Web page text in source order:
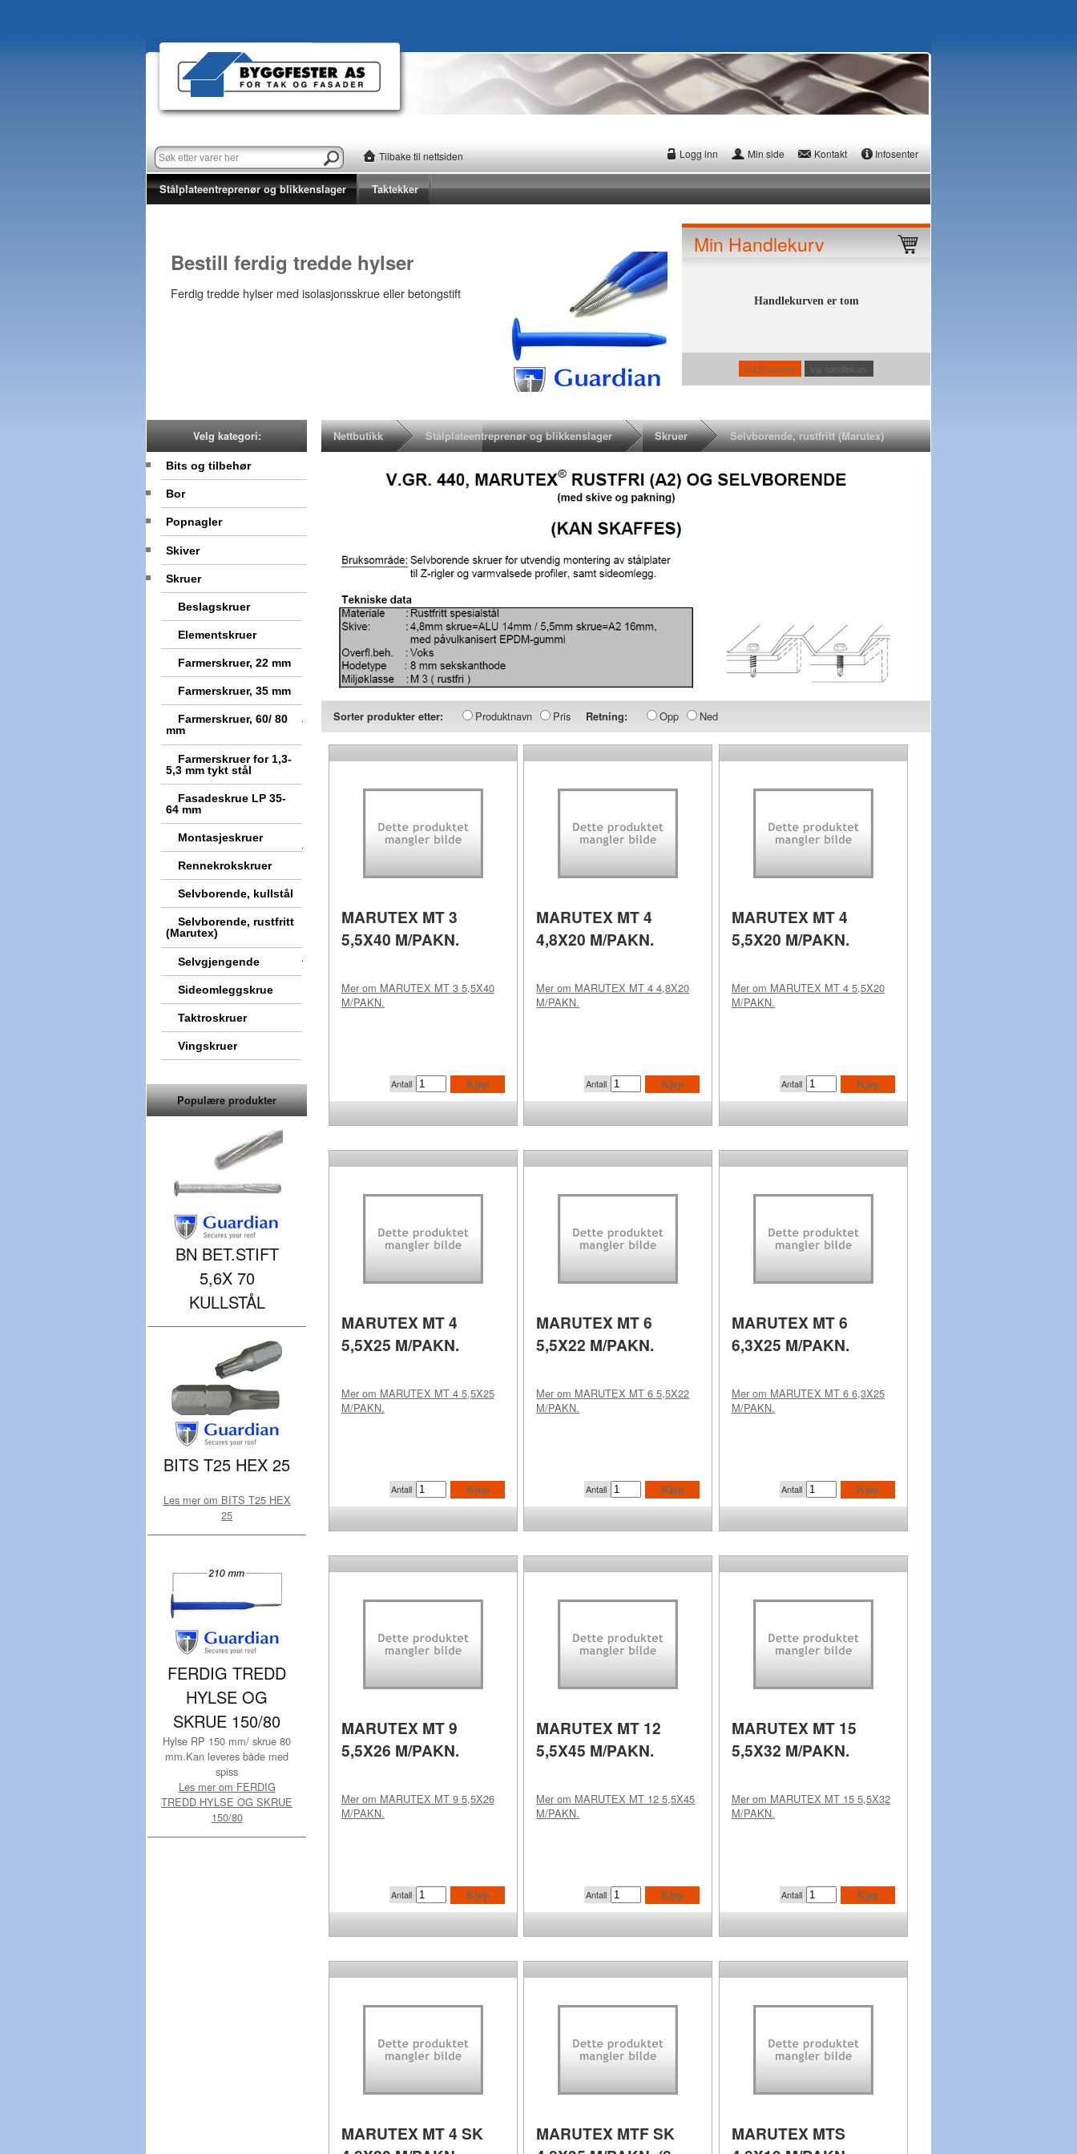
Tilbake til nettsiden Logg inn Min side Kontakt Infosenter
Stålplateentreprenør og blikkenslager Taktekker
Min Handlekurv
Handlekurven er tom
Gå til kassen Vis handlekurv
Bestill ferdig tredde hylser
Ferdig tredde hylser med isolasjonsskrue eller betongstift
Velg kategori:
Bits og tilbehør
Bor
Popnagler
Skiver
Skruer
Beslagskruer
Elementskruer
Farmerskruer, 22 mm
Farmerskruer, 35 mm
Farmerskruer, 60/ 80
mm
Farmerskruer for 1,3-
5,3 mm tykt stål
Fasadeskrue LP 35-
64 mm
Montasjeskruer
Rennekrokskruer
Selvborende, kullstål
Selvborende, rustfritt
(Marutex)
Selvgjengende
Sideomleggskrue
Taktroskruer
Vingskruer
Populære produkter
BN BET.STIFT
5,6X 70
KULLSTÅL
BITS T25 HEX 25
Les mer om BITS T25 HEX
25
FERDIG TREDD
HYLSE OG
SKRUE 150/80
Hylse RP 150 mm/ skrue 80
mm.Kan leveres både med
spiss
Les mer om FERDIG
TREDD HYLSE OG SKRUE
150/80
Nettbutikk Stålplateentreprenør og blikkenslager Skruer Selvborende, rustfritt (Marutex)
Sorter produkter etter: Produktnavn Pris Retning: Opp Ned
MARUTEX MT 3
5,5X40 M/PAKN.
Mer om MARUTEX MT 3 5,5X40
M/PAKN.
Kjøp
Antall
MARUTEX MT 4
4,8X20 M/PAKN.
Mer om MARUTEX MT 4 4,8X20
M/PAKN.
Kjøp
Antall
MARUTEX MT 4
5,5X20 M/PAKN.
Mer om MARUTEX MT 4 5,5X20
M/PAKN.
Kjøp
Antall
MARUTEX MT 4
5,5X25 M/PAKN.
Mer om MARUTEX MT 4 5,5X25
M/PAKN.
Kjøp
Antall
MARUTEX MT 6
5,5X22 M/PAKN.
Mer om MARUTEX MT 6 5,5X22
M/PAKN.
Kjøp
Antall
MARUTEX MT 6
6,3X25 M/PAKN.
Mer om MARUTEX MT 6 6,3X25
M/PAKN.
Kjøp
Antall
MARUTEX MT 9
5,5X26 M/PAKN.
Mer om MARUTEX MT 9 5,5X26
M/PAKN.
Kjøp
Antall
MARUTEX MT 12
5,5X45 M/PAKN.
Mer om MARUTEX MT 12 5,5X45
M/PAKN.
Kjøp
Antall
MARUTEX MT 15
5,5X32 M/PAKN.
Mer om MARUTEX MT 15 5,5X32
M/PAKN.
Kjøp
Antall
MARUTEX MT 4 SK
MARUTEX MTF SK
MARUTEX MTS